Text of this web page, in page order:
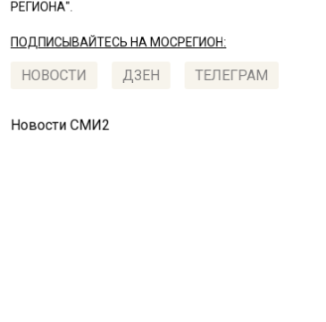
РЕГИОНА".
ПОДПИСЫВАЙТЕСЬ НА МОСРЕГИОН:
НОВОСТИ ДЗЕН ТЕЛЕГРАМ
Новости СМИ2